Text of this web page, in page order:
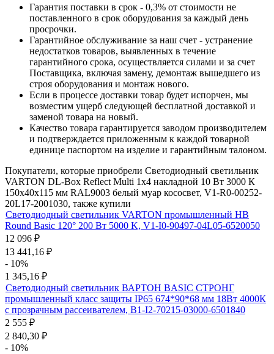
Гарантия поставки в срок - 0,3% от стоимости не
поставленного в срок оборудования за каждый день
просрочки.
Гарантийное обслуживание за наш счет - устранение
недостатков товаров, выявленных в течение
гарантийного срока, осуществляется силами и за счет
Поставщика, включая замену, демонтаж вышедшего из
строя оборудования и монтаж нового.
Если в процессе доставки товар будет испорчен, мы
возместим ущерб следующей бесплатной доставкой и
заменой товара на новый.
Качество товара гарантируется заводом производителем
и подтверждается приложенным к каждой товарной
единице паспортом на изделие и гарантийным талоном.
Покупатели, которые приобрели Светодиодный светильник
VARTON DL-Box Reflect Multi 1x4 накладной 10 Вт 3000 К
150х40х115 мм RAL9003 белый муар кососвет, V1-R0-00252-
20L17-2001030, также купили
Светодиодный светильник VARTON промышленный HB
Round Basic 120° 200 Вт 5000 K, V1-I0-90497-04L05-6520050
12 096 ₽
13 441,16 ₽
- 10%
1 345,16 ₽
Светодиодный светильник ВАРТОН BASIC СТРОНГ
промышленный класс защиты IP65 674*90*68 мм 18Вт 4000К
с прозрачным рассеивателем, B1-I2-70215-03000-6501840
2 555 ₽
2 840,30 ₽
- 10%